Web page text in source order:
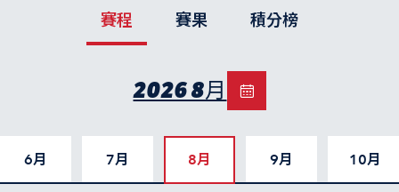
賽程 賽果 積分榜
2026 8月
6月 7月 8月 9月 10月